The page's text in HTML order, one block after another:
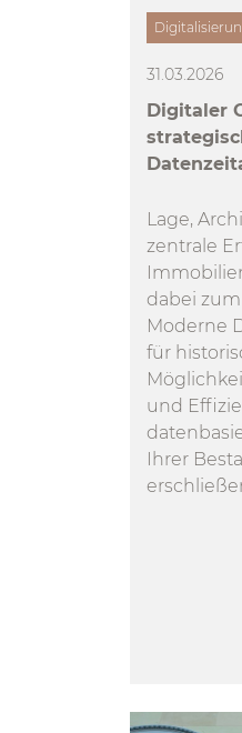
31.03.2026
Digitaler
Lage,
zentrale
dabei
Moderne
für
und
Ihrer